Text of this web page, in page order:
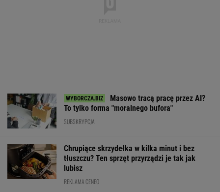
Masowo tracą pracę przez AI?
To tylko forma "moralnego bufora"
SUBSKRYPCJA
Chrupiące skrzydełka w kilka minut i bez
tłuszczu? Ten sprzęt przyrządzi je tak jak
lubisz
REKLAMA CENEO